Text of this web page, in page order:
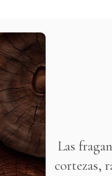
Las
cortezas,